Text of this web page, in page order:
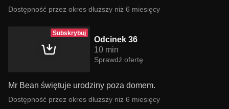
Dostępność przez okres dłuższy niż 6 miesięcy
Subskrybuj
Odcinek 36
10 min
Sprawdź ofertę
Mr Bean świętuje urodziny poza domem.
Dostępność przez okres dłuższy niż 6 miesięcy